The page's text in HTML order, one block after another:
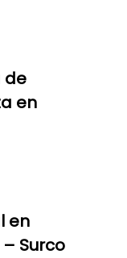
de
en
en
Surco